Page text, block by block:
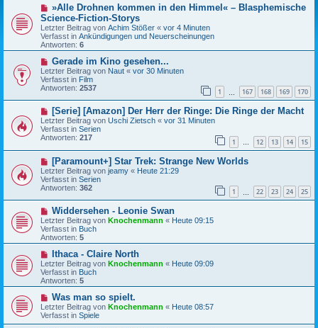
N
e
u
e
r
B
e
t
r
a
g
»Alle Drohnen kommen in den Himmel« – Blasphemische
Science-Fiction-Storys
Letzter Beitrag von Achim Stößer « vor 4 Minuten
Verfasst in Ankündigungen und Neuerscheinungen
Antworten: 6
N
e
u
e
r
B
i
t
r
g
Gerade im Kino gesehen...
Letzter Beitrag von Naut « vor 30 Minuten
Verfasst in Film
Antworten: 2537 1 167 168 169 170
N
e
u
e
r
B
e
i
t
r
g
[Serie] [Amazon] Der Herr der Ringe: Die Ringe der Macht
Letzter Beitrag von Uschi Zietsch « vor 31 Minuten
Verfasst in Serien
Antworten: 217 1 … 12 13 14 15
N
e
u
e
r
B
e
i
t
r
a
g
[Paramount+] Star Trek: Strange New Worlds
Letzter Beitrag von jeamy « Heute 21:29
Verfasst in Serien
Antworten: 362 1 22 23 24 25
N
e
u
e
r
B
e
i
t
r
a
g
Widdersehen - Leonie Swan
Letzter Beitrag von Knochenmann « Heute 09:15
Verfasst in Buch
Antworten: 5
N
e
u
e
r
B
e
i
t
Ithaca - Claire North
Letzter Beitrag von Knochenmann « Heute 09:09
Verfasst in Buch
Antworten: 5
N
e
u
Was man so spielt.
Letzter Beitrag von Knochenmann « Heute 08:57
Verfasst in Spiele